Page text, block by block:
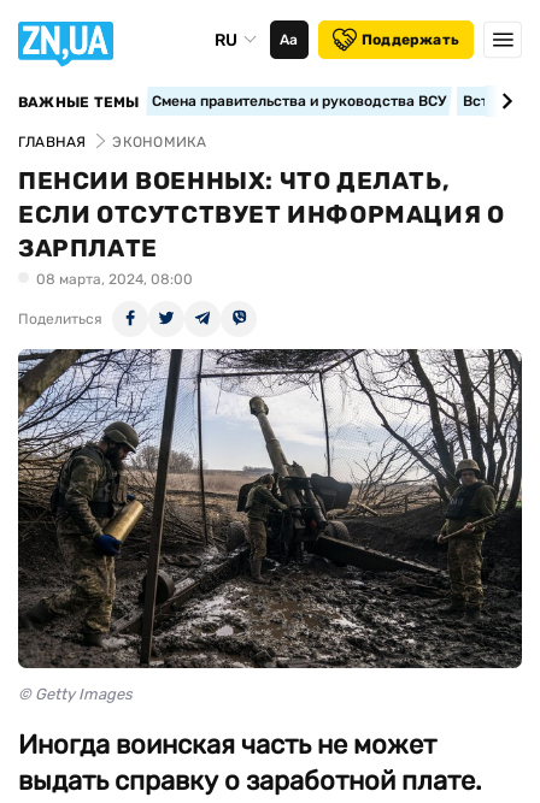
RU Аа Поддержать
ВАЖНЫЕ ТЕМЫ Смена правительства и руководства ВСУ
ГЛАВНАЯ ЭКОНОМИКА
ПЕНСИИ ВОЕННЫХ: ЧТО ДЕЛАТЬ,
ЕСЛИ ОТСУТСТВУЕТ ИНФОРМАЦИЯ О
ЗАРПЛАТЕ
08 марта, 2024, 08:00
Поделиться
© Getty Images
Иногда воинская часть не может
выдать справку о заработной плате.